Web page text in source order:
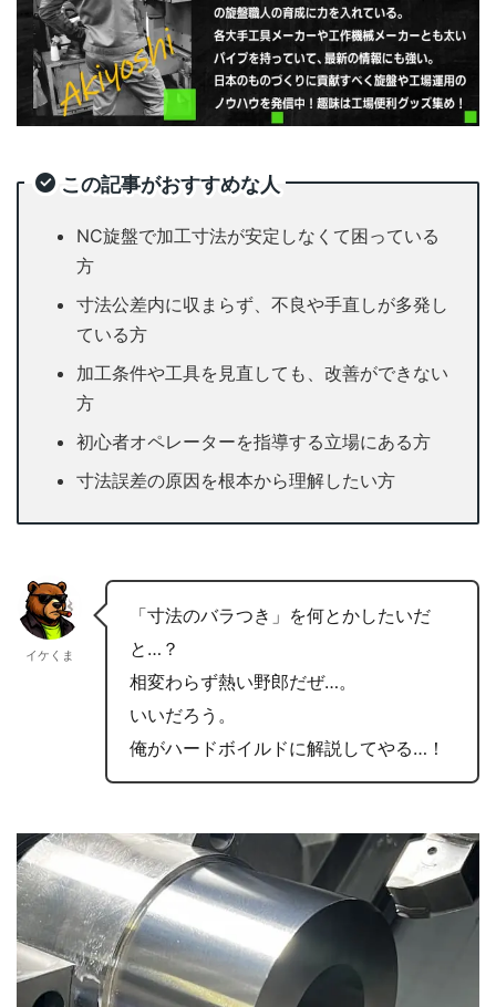
この記事がおすすめな人
NC旋盤で加工寸法が安定しなくて困っている
方
寸法公差内に収まらず、不良や手直しが多発し
ている方
加工条件や工具を見直しても、改善ができない
方
初心者オペレーターを指導する立場にある方
寸法誤差の原因を根本から理解したい方
イケくま
「寸法のバラつき」を何とかしたいだ
と…？
相変わらず熱い野郎だぜ…。
いいだろう。
俺がハードボイルドに解説してやる…！